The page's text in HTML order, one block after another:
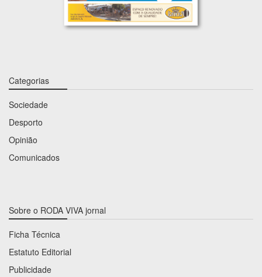
Categorias
Sociedade
Desporto
Opinião
Comunicados
Sobre o RODA VIVA jornal
Ficha Técnica
Estatuto Editorial
Publicidade